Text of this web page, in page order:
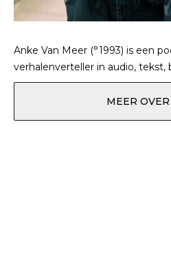
Anke Van Meer (°1993) is een
verhalenverteller in audio, tekst,
MEER